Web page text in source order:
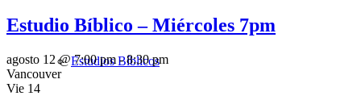
Estudios Bíblicos
Estudio Bíblico – Miércoles 7pm
agosto 12 @ 7:00 pm-8:30 pm
Vancouver
Vie 14